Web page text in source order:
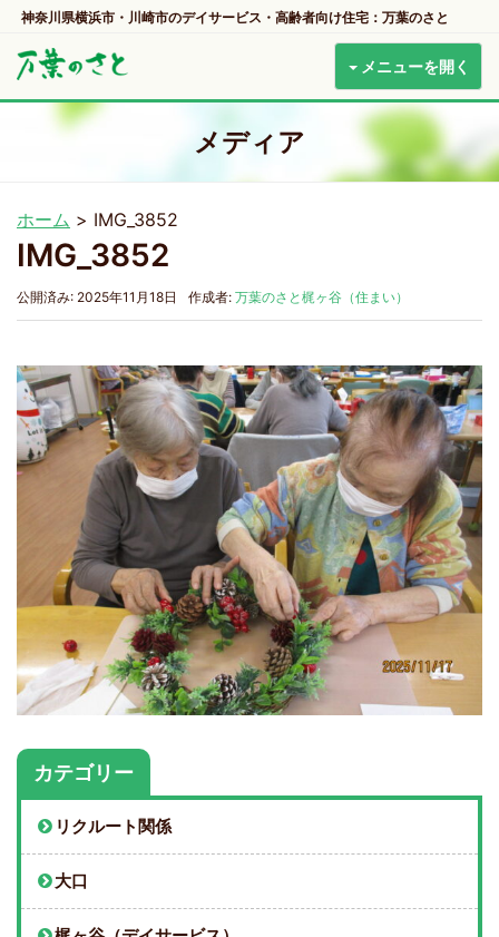
神奈川県横浜市・川崎市のデイサービス・高齢者向け住宅：万葉のさと
メニューを開く
メディア
ホーム > IMG_3852
IMG_3852
公開済み: 2025年11月18日 作成者: 万葉のさと梶ヶ谷（住まい）
カテゴリー
リクルート関係
大口